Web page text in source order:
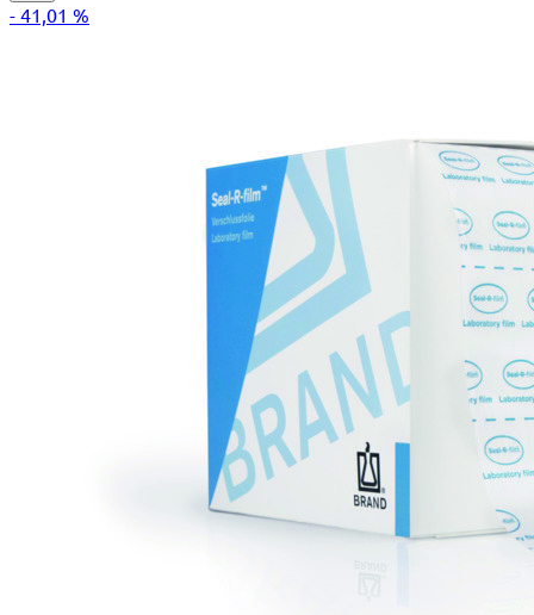
- 41,01 %